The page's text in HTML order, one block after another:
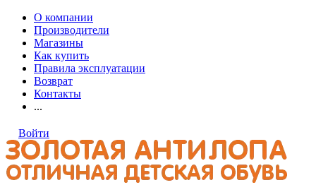
О компании
Производители
Магазины
Как купить
Правила эксплуатации
Возврат
Контакты
...
Войти